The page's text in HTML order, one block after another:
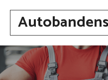
Spring
inhoud